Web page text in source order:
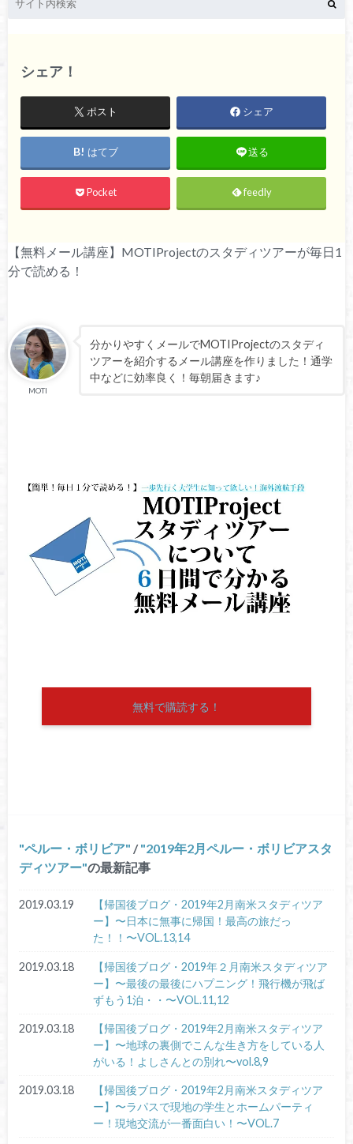
シェア！
ポスト シェア
はてブ 送る
Pocket feedly
【無料メール講座】MOTIProjectのスタディツアーが毎日1
分で読める！
MOTI
分かりやすくメールでMOTIProjectのスタディ
ツアーを紹介するメール講座を作りました！通学
中などに効率良く！毎朝届きます♪
無料で購読する！
ペルー・ボリビア / 2019年2月ペルー・ボリビアスタ
ディツアー の最新記事
2019.03.19
【帰国後ブログ・2019年2月南米スタディツア
ー】〜日本に無事に帰国！最高の旅だっ
た！！〜VOL.13,14
2019.03.18
【帰国後ブログ・2019年２月南米スタディツア
ー】〜最後の最後にハプニング！飛行機が飛ば
ずもう1泊・・〜VOL.11,12
2019.03.18
【帰国後ブログ・2019年2月南米スタディツア
ー】〜地球の裏側でこんな生き方をしている人
がいる！よしさんとの別れ〜vol.8,9
2019.03.18
【帰国後ブログ・2019年2月南米スタディツア
ー】〜ラパスで現地の学生とホームパーティ
ー！現地交流が一番面白い！〜VOL.7